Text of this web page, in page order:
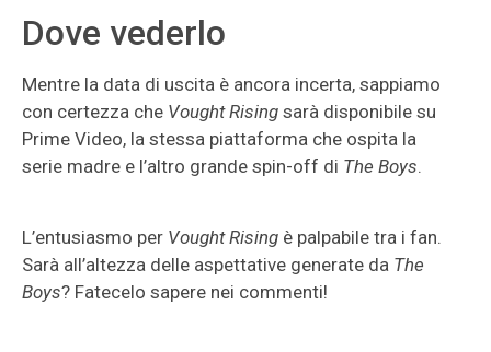
Dove vederlo
Mentre la data di uscita è ancora incerta, sappiamo
con certezza che Vought Rising sarà disponibile su
Prime Video, la stessa piattaforma che ospita la
serie madre e l’altro grande spin-off di The Boys.
L’entusiasmo per Vought Rising è palpabile tra i fan.
Sarà all’altezza delle aspettative generate da The
Boys? Fatecelo sapere nei commenti!